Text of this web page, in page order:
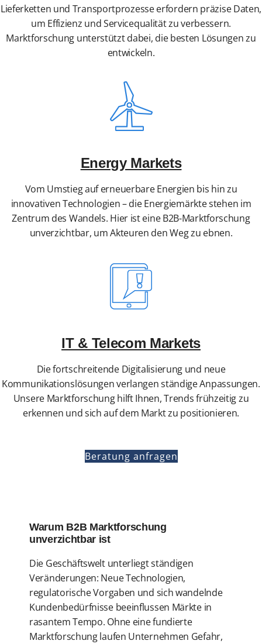
Lieferketten und Transportprozesse erfordern präzise Daten,
um Effizienz und Servicequalität zu verbessern.
Marktforschung unterstützt dabei, die besten Lösungen zu
entwickeln.
Energy Markets
Vom Umstieg auf erneuerbare Energien bis hin zu
innovativen Technologien – die Energiemärkte stehen im
Zentrum des Wandels. Hier ist eine B2B-Marktforschung
unverzichtbar, um Akteuren den Weg zu ebnen.
IT & Telecom Markets
Die fortschreitende Digitalisierung und neue
Kommunikationslösungen verlangen ständige Anpassungen.
Unsere Marktforschung hilft Ihnen, Trends frühzeitig zu
erkennen und sich auf dem Markt zu positionieren.
Beratung anfragen
Warum B2B Marktforschung
unverzichtbar ist
Die Geschäftswelt unterliegt ständigen
Veränderungen: Neue Technologien,
regulatorische Vorgaben und sich wandelnde
Kundenbedürfnisse beeinflussen Märkte in
rasantem Tempo. Ohne eine fundierte
Marktforschung laufen Unternehmen Gefahr,